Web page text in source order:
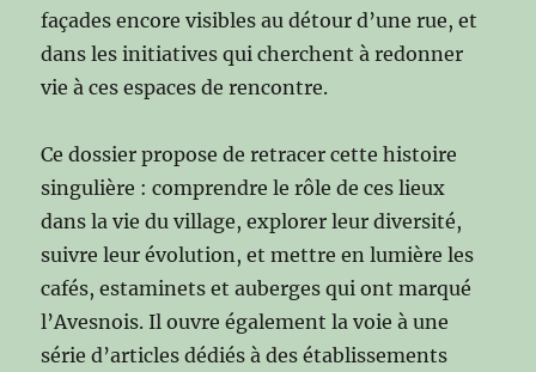
façades encore visibles au détour d’une rue, et
dans les initiatives qui cherchent à redonner
vie à ces espaces de rencontre.
Ce dossier propose de retracer cette histoire
singulière : comprendre le rôle de ces lieux
dans la vie du village, explorer leur diversité,
suivre leur évolution, et mettre en lumière les
cafés, estaminets et auberges qui ont marqué
l’Avesnois. Il ouvre également la voie à une
série d’articles dédiés à des établissements